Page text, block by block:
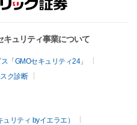
キュリティ事業について
「GMOセキュリティ24」
ク診断
リティ byイエラエ）